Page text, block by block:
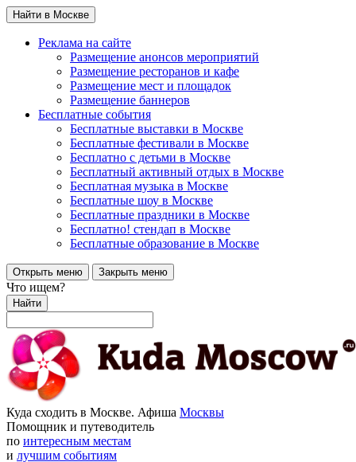
Найти в Москве
Реклама на сайте
Размещение анонсов мероприятий
Размещение ресторанов и кафе
Размещение мест и площадок
Размещение баннеров
Бесплатные события
Бесплатные выставки в Москве
Бесплатные фестивали в Москве
Бесплатно с детьми в Москве
Бесплатный активный отдых в Москве
Бесплатная музыка в Москве
Бесплатные шоу в Москве
Бесплатные праздники в Москве
Бесплатно! стендап в Москве
Бесплатные образование в Москве
Открыть меню Закрыть меню
Что ищем?
Найти
Куда сходить в Москве. Афиша Москвы
Помощник и путеводитель
по интересным местам
и лучшим событиям